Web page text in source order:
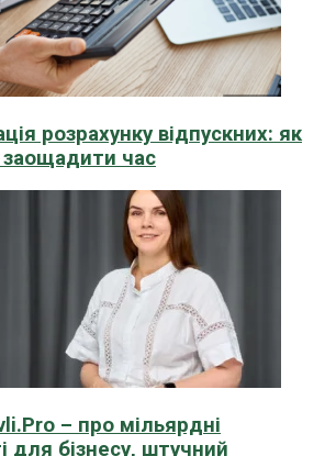
розрахунку відпускних: як
заощадити час
– про мільярдні
для бізнесу, штучний